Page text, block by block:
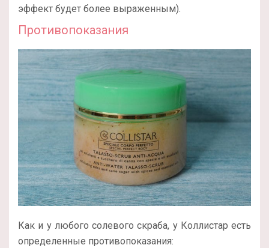
эффект будет более выраженным).
Противопоказания
Как и у любого солевого скраба, у Коллистар есть
определенные противопоказания: